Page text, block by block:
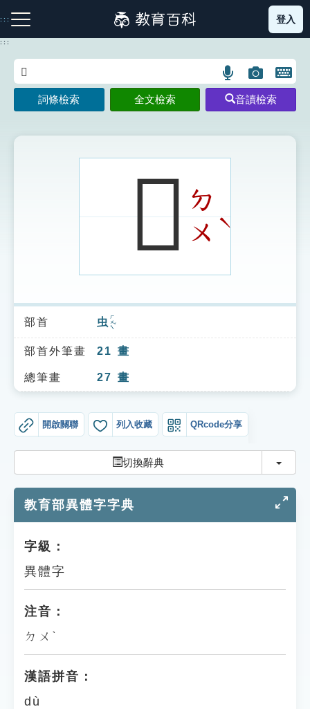
到
主
:::
注音索引圖示 筆畫索引圖示 部首索引表圖示
索引選單
知識索引
單字索引
遊戲專區
教學應用
貓頭鷹博士
登入
:::
語
言
搜
示
圖
片
搜
開
鍵
圖
詞條檢索 全文檢索 音讀檢索
𧖌ㄉ
ㄨˋ
部首 虫 ㄏㄨㄟˇ
部首外筆畫 21 畫
總筆畫 27 畫
開啟關聯 列入收藏 QRcode分享
切換辭典 切換
教育部異體字字典
字級：
異體字
注音：
ㄉㄨˋ
漢語拼音：
dù